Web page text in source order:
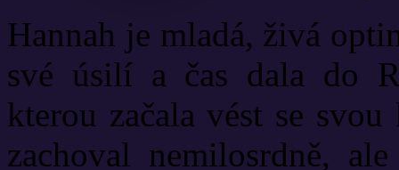
Hannah je mladá, živá
své úsilí a čas dala do
kterou začala vést se
zachoval nemilosrdně,